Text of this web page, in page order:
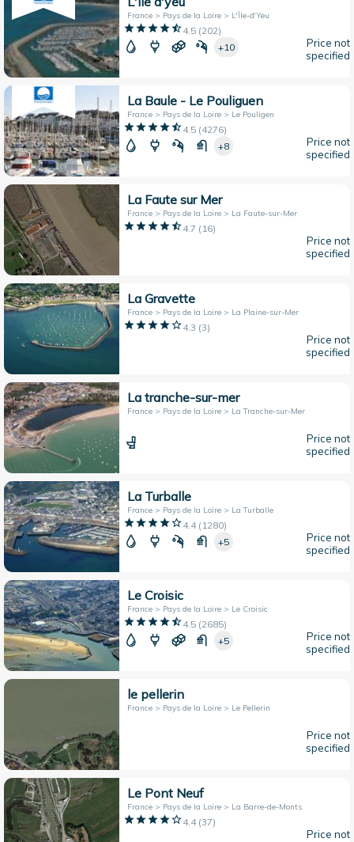
France > Pays de la Loire > L'Île-d'Yeu
4.5(202)
+10
Price not
specified
La Baule - Le Pouliguen
France > Pays de la Loire > Le Pouligen
4.5(4276)
+8
Price not
specified
La Faute sur Mer
France > Pays de la Loire > La Faute-sur-Mer
4.7 ( 16)
Price not
specified
La Gravette
France > Pays de la Loire > La Plaine-sur-Mer
4.3 (3)
Price not
specified
La tranche-sur-mer
France > Pays de la Loire > La Tranche-sur-Mer
Price not
specified
La Turballe
France > Pays de la Loire > La Turballe
4.4( 1280)
+5
Price not
specified
Le Croisic
France > Pays de la Loire > Le Croisic
4.5(2685)
+5
Price not
specified
le pellerin
France > Pays de la Loire > Le Pellerin
Price not
specified
Le Pont Neuf
France > Pays de la Loire > La Barre-de-Monts
4.4(37)
Price not